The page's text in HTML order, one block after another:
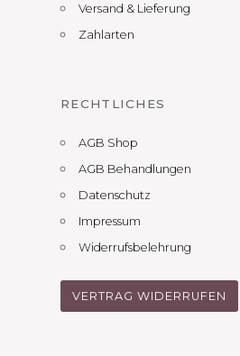
Versand & Lieferung
Zahlarten
RECHTLICHES
AGB Shop
AGB Behandlungen
Datenschutz
Impressum
Widerrufsbelehrung
VERTRAG WIDERRUFEN